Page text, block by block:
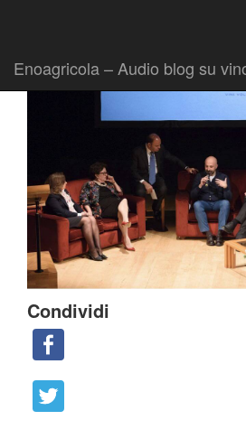
Enoagricola – Audio blog su
Condividi